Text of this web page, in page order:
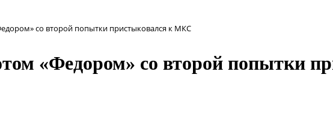
со второй попытки пристыковался к МКС
«Федором» со второй попытки